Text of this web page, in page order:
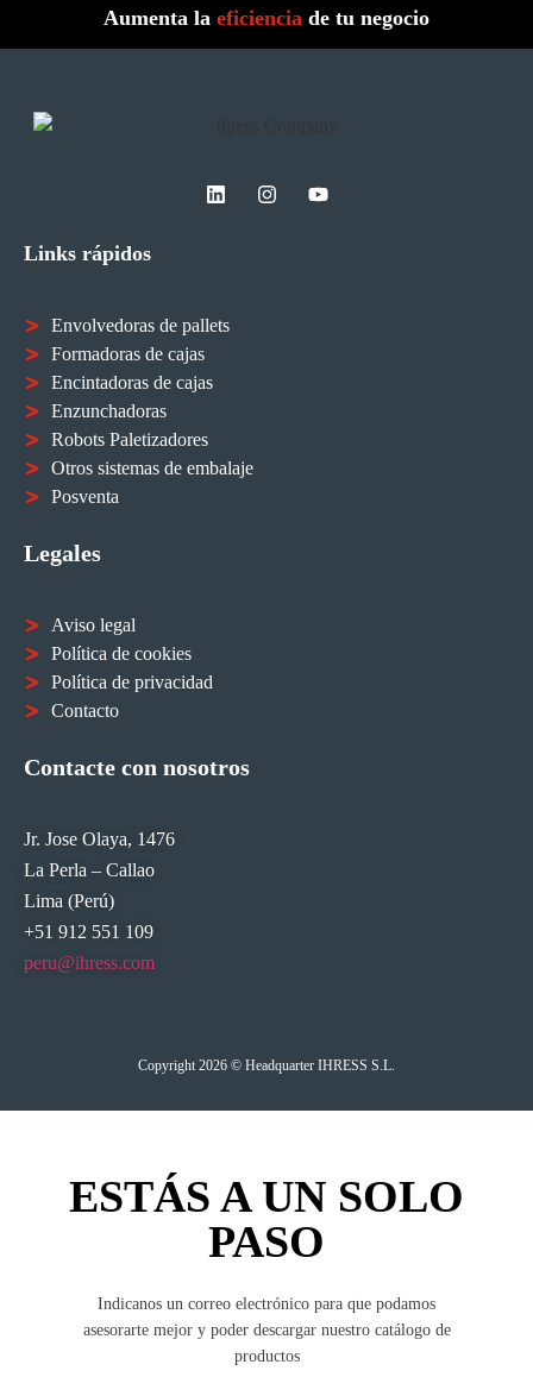
Aumenta la eficiencia de tu negocio
Links rápidos
Envolvedoras de pallets
Formadoras de cajas
Encintadoras de cajas
Enzunchadoras
Robots Paletizadores
Otros sistemas de embalaje
Posventa
Legales
Aviso legal
Política de cookies
Política de privacidad
Contacto
Contacte con nosotros
Jr. Jose Olaya, 1476
La Perla – Callao
Lima (Perú)
+51 912 551 109
peru@ihress.com
Copyright 2026 © Headquarter IHRESS S.L.
ESTÁS A UN SOLO
PASO
Indicanos un correo electrónico para que podamos
asesorarte mejor y poder descargar nuestro catálogo de
productos